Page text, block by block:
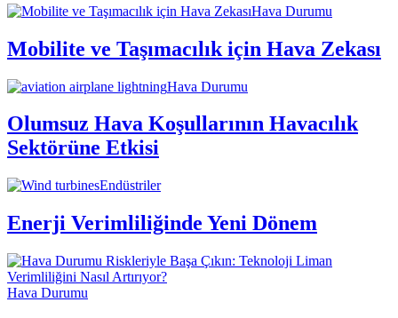
Hava Durumu
Mobilite ve Taşımacılık için Hava Zekası
Hava Durumu
Olumsuz Hava Koşullarının Havacılık
Sektörüne Etkisi
Endüstriler
Enerji Verimliliğinde Yeni Dönem
Hava Durumu